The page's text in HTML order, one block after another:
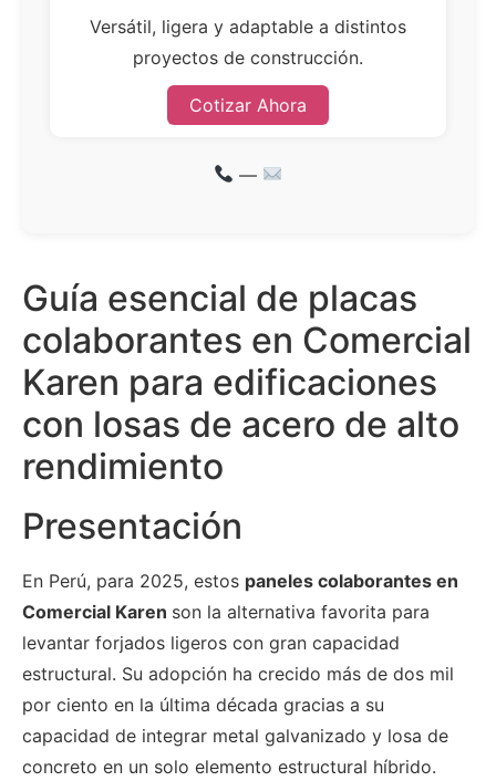
Versátil, ligera y adaptable a distintos
proyectos de construcción.
Cotizar Ahora
—
Guía esencial de placas
colaborantes en Comercial
Karen para edificaciones
con losas de acero de alto
rendimiento
Presentación
En Perú, para 2025, estos paneles colaborantes en
Comercial Karen son la alternativa favorita para
levantar forjados ligeros con gran capacidad
estructural. Su adopción ha crecido más de dos mil
por ciento en la última década gracias a su
capacidad de integrar metal galvanizado y losa de
concreto en un solo elemento estructural híbrido.